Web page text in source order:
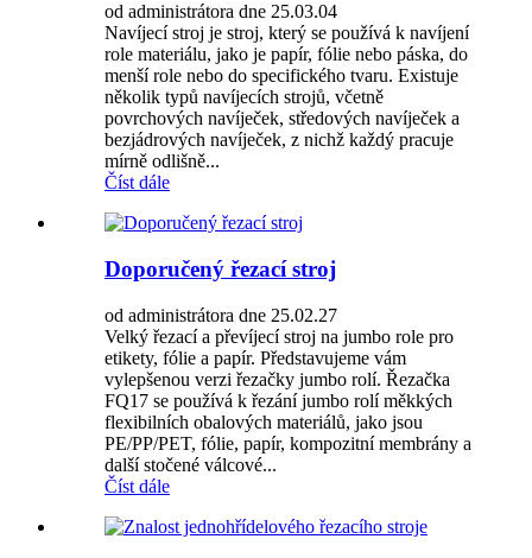
od administrátora dne 25.03.04
Navíjecí stroj je stroj, který se používá k navíjení
role materiálu, jako je papír, fólie nebo páska, do
menší role nebo do specifického tvaru. Existuje
několik typů navíjecích strojů, včetně
povrchových navíječek, středových navíječek a
bezjádrových navíječek, z nichž každý pracuje
mírně odlišně...
Číst dále
Doporučený řezací stroj
od administrátora dne 25.02.27
Velký řezací a převíjecí stroj na jumbo role pro
etikety, fólie a papír. Představujeme vám
vylepšenou verzi řezačky jumbo rolí. Řezačka
FQ17 se používá k řezání jumbo rolí měkkých
flexibilních obalových materiálů, jako jsou
PE/PP/PET, fólie, papír, kompozitní membrány a
další stočené válcové...
Číst dále